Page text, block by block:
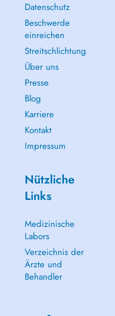
Datenschutz
Beschwerde
einreichen
Streitschlichtung
Über uns
Presse
Blog
Karriere
Kontakt
Impressum
Nützliche
Links
Medizinische
Labors
Verzeichnis der
Ärzte und
Behandler